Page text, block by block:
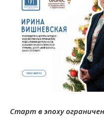
Старт в эпоху